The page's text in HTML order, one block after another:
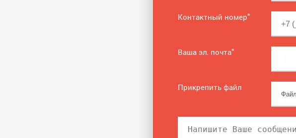
Контактный номер*
Ваша эл. почта*
Прикрепить файл